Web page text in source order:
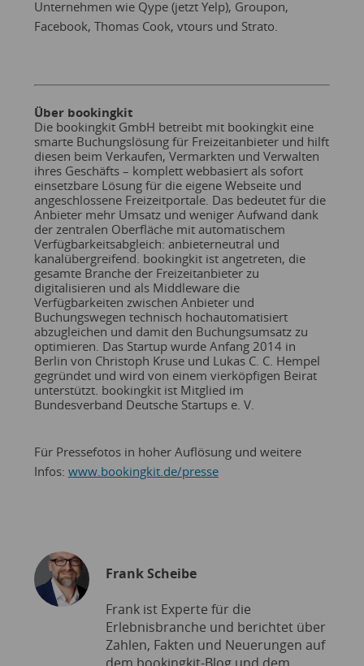
Unternehmen wie Qype (jetzt Yelp), Groupon,
Facebook, Thomas Cook, vtours und Strato.
Über bookingkit
Die bookingkit GmbH betreibt mit bookingkit eine
smarte Buchungslösung für Freizeitanbieter und hilft
diesen beim Verkaufen, Vermarkten und Verwalten
ihres Geschäfts – komplett webbasiert als sofort
einsetzbare Lösung für die eigene Webseite und
angeschlossene Freizeitportale. Das bedeutet für die
Anbieter mehr Umsatz und weniger Aufwand dank
der zentralen Oberfläche mit automatischem
Verfügbarkeitsabgleich: anbieterneutral und
kanalübergreifend. bookingkit ist angetreten, die
gesamte Branche der Freizeitanbieter zu
digitalisieren und als Middleware die
Verfügbarkeiten zwischen Anbieter und
Buchungswegen technisch hochautomatisiert
abzugleichen und damit den Buchungsumsatz zu
optimieren. Das Startup wurde Anfang 2014 in
Berlin von Christoph Kruse und Lukas C. C. Hempel
gegründet und wird von einem vierköpfigen Beirat
unterstützt. bookingkit ist Mitglied im
Bundesverband Deutsche Startups e. V.
Für Pressefotos in hoher Auflösung und weitere
Infos: www.bookingkit.de/presse
Frank Scheibe
Frank ist Experte für die
Erlebnisbranche und berichtet über
Zahlen, Fakten und Neuerungen auf
dem bookingkit-Blog und dem